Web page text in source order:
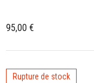
95,00 €
Rupture de stock